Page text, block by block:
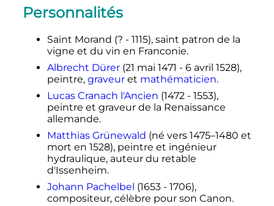
Personnalités
Saint Morand (? - 1115), saint patron de la
vigne et du vin en Franconie.
Albrecht Dürer(21 mai 1471 - 6 avril 1528),
peintre, graveuret mathématicien.
Lucas Cranach l'Ancien (1472 - 1553),
peintre et graveur de la Renaissance
allemande.
Matthias Grünewald (né vers 1475–1480 et
mort en 1528), peintre et ingénieur
hydraulique, auteur du retable
d'Issenheim.
Johann Pachelbel (1653 - 1706),
compositeur, célèbre pour son Canon.